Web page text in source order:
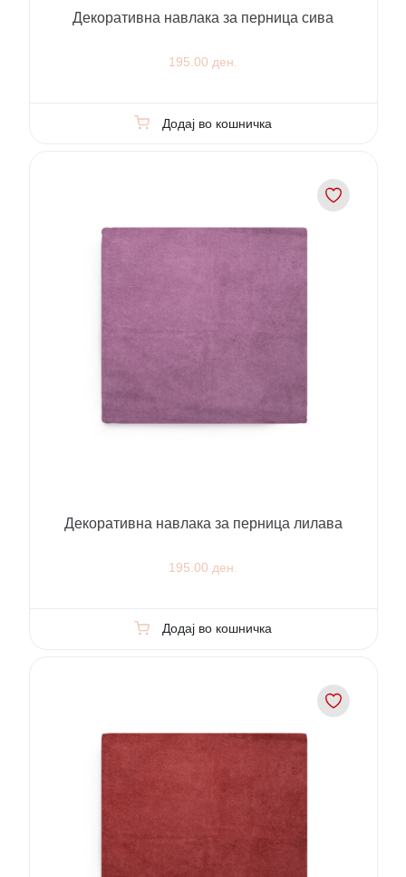
Декоративна навлака за перница сива
195.00 ден.
Додај во кошничка
Декоративна навлака за перница лилава
195.00 ден.
Додај во кошничка